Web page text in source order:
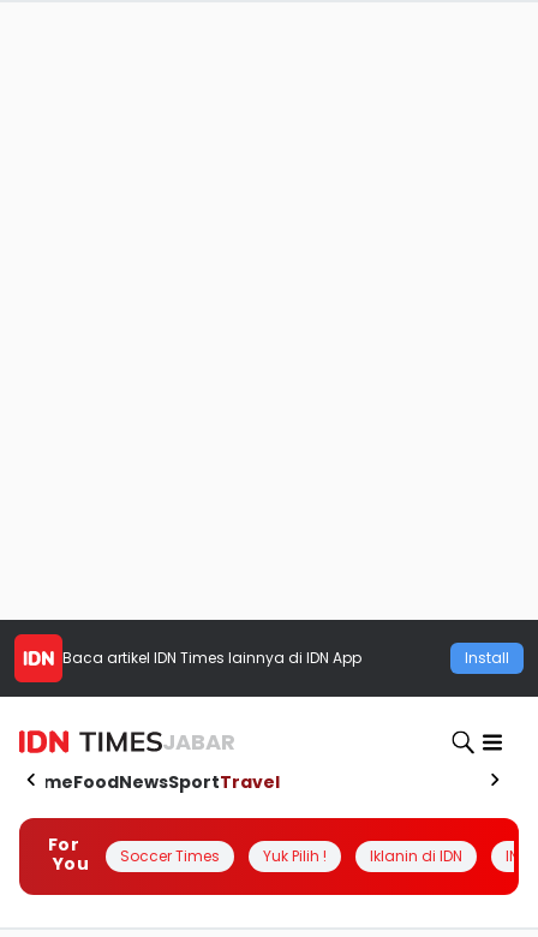
Baca artikel IDN Times lainnya di IDN App Install
JABAR
HomeFoodNewsSportTravel
For
You
Soccer Times Yuk Pilih ! Iklanin di IDN